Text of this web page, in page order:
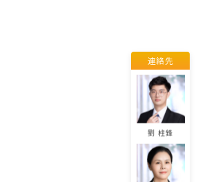
連絡先
董 佳麗
劉 柱鋒